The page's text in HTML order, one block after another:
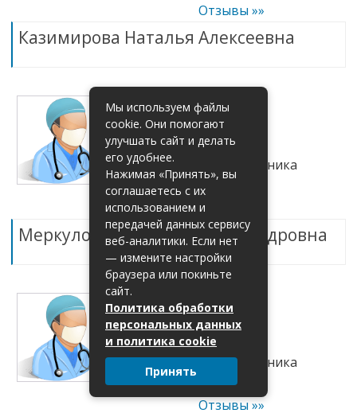
Отзывы »»
Казимирова Наталья Алексеевна
Меркулова Людмила
Александровна
☐ Врач: педиатр; .
☐ 94 детская поликлиника
☐ город Москва.
Отзывы »»
Меркулова Людмила Александровна
Каменщикова Марина
Валерьевна
☐ Врач: педиатр; .
☐ 39 детская поликлиника
☐ город Москва.
Отзывы »»
Мы используем файлы
cookie. Они помогают
улучшать сайт и делать
его удобнее.
Нажимая «Принять», вы
соглашаетесь с их
использованием и
передачей данных сервису
веб-аналитики. Если нет
— измените настройки
браузера или покиньте
сайт.
Политика обработки
персональных данных
и политика cookie
Принять